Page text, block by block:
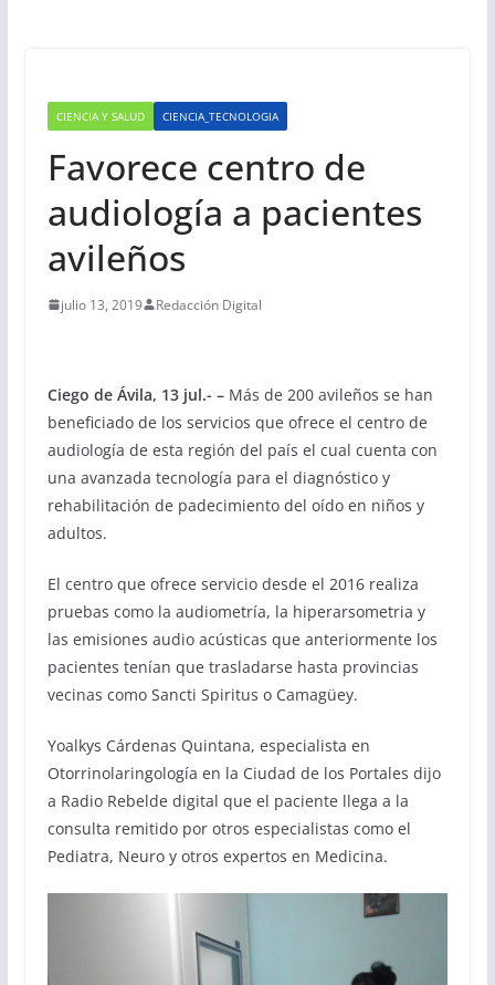
CIENCIA Y SALUD CIENCIA_TECNOLOGIA
Favorece centro de
audiología a pacientes
avileños
julio 13, 2019 Redacción Digital
Ciego de Ávila, 13 jul.- –Más de 200 avileños se han
beneficiado de los servicios que ofrece el centro de
audiología de esta región del país el cual cuenta con
una avanzada tecnología para el diagnóstico y
rehabilitación de padecimiento del oído en niños y
adultos.
El centro que ofrece servicio desde el 2016 realiza
pruebas como la audiometría, la hiperarsometria y
las emisiones audio acústicas que anteriormente los
pacientes tenían que trasladarse hasta provincias
vecinas como Sancti Spiritus o Camagüey.
Yoalkys Cárdenas Quintana, especialista en
Otorrinolaringología en la Ciudad de los Portales dijo
a Radio Rebelde digital que el paciente llega a la
consulta remitido por otros especialistas como el
Pediatra, Neuro y otros expertos en Medicina.